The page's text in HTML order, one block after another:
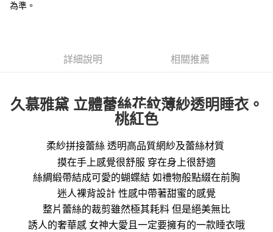
為準。
詳細說明 相關推薦
久慕雅黛 立體蕾絲花紋薄紗透明睡衣。
桃紅色
柔紗拼接蕾絲透明高品質網紗及蕾絲材質
摸在手上感覺很舒服 穿在身上很舒適
絲綢緞帶結成可愛的蝴蝶結如禮物般點綴在前胸
迷人裸背設計性感中帶著甜蜜的感覺
整片蕾絲的裁剪雖然極其耗料但是絕美無比
誘人的奢華感 女神大愛且一定要擁有的一款睡衣哦